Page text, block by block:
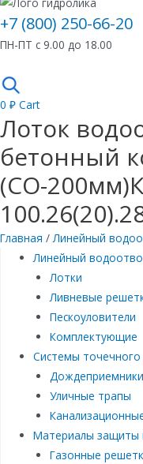
+7 (800) 250-66-20
ПН-ПТ с 9.00 до 18.00
0 ₽ Cart
Лоток
бетонный
(СО-
Главная /Линейный
Линейный
Лотки
Ливневые
Пескоуловители
Комплектующие
Системы
Дождеприемники
Уличные трапы
Материалы защиты
Газонные